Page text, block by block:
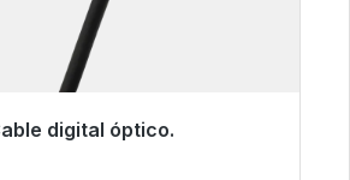
digital óptico.
inmediato, plazo de entrega